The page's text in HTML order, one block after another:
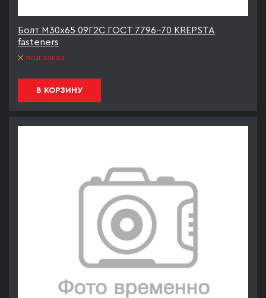
Болт М30х65 09Г2С ГОСТ 7796-70 KREPSTA
fasteners
под заказ
В КОРЗИНУ